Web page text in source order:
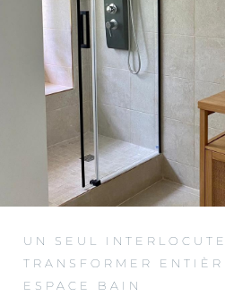
UN SEUL
TRANSFORMER
ESPACE BAIN